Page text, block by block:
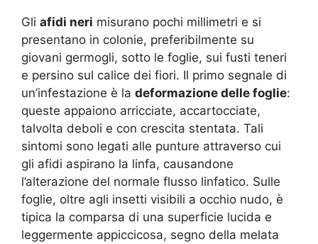
Gli afidi neri misurano pochi millimetri e si
presentano in colonie, preferibilmente su
giovani germogli, sotto le foglie, sui fusti teneri
e persino sul calice dei fiori. Il primo segnale di
un’infestazione è la deformazione delle foglie:
queste appaiono arricciate, accartocciate,
talvolta deboli e con crescita stentata. Tali
sintomi sono legati alle punture attraverso cui
gli afidi aspirano la linfa, causandone
l’alterazione del normale flusso linfatico. Sulle
foglie, oltre agli insetti visibili a occhio nudo, è
tipica la comparsa di una superficie lucida e
leggermente appiccicosa, segno della melata